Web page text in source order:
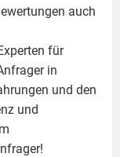
auch
für
in
und den
und